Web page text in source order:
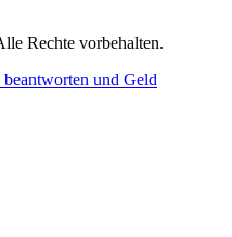
Rechte vorbehalten.